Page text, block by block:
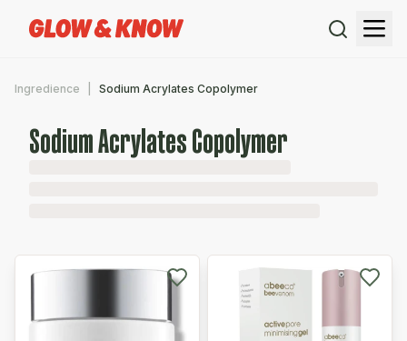
Ingredience Sodium Acrylates Copolymer
Sodium Acrylates Copolymer